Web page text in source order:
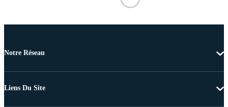
Notre Réseau
Liens Du Site